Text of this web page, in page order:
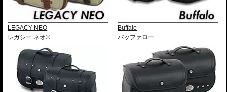
LEGACY NEO
レガシー ネオ©
Buffalo
バッファロー